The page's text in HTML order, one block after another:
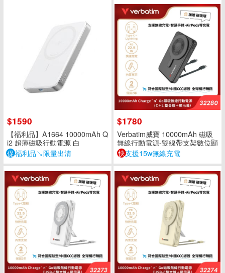
$1590
【福利品】A1664 10000mAh Q
i2 超薄磁吸行動電源 白
促福利品↘限量出清
$1780
Verbatim威寶 10000mAh 磁吸
無線行動電源-雙線帶支架數位顯
示-黑色(C+L)
快支援15w無線充電